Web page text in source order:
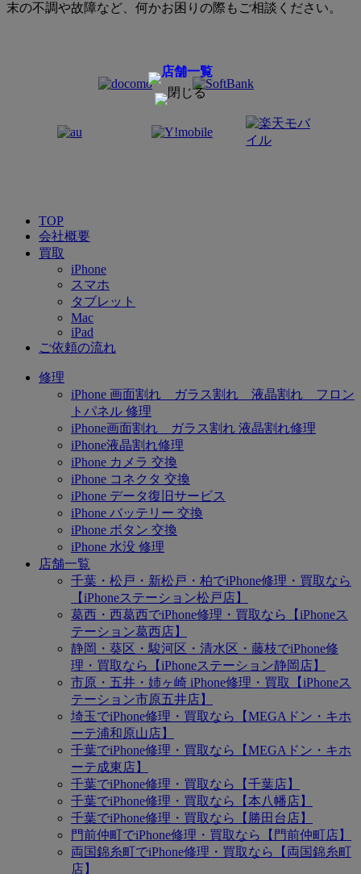
末の不調や故障など、何かお困りの際もご相談ください。
TOP
会社概要
買取
iPhone
スマホ
タブレット
Mac
iPad
ご依頼の流れ
修理
iPhone 画面割れ ガラス割れ 液晶割れ フロン
トパネル 修理
iPhone画面割れ ガラス割れ 液晶割れ修理
iPhone液晶割れ修理
iPhone カメラ 交換
iPhone コネクタ 交換
iPhone データ復旧サービス
iPhone バッテリー 交換
iPhone ボタン 交換
iPhone 水没 修理
店舗一覧
千葉・松戸・新松戸・柏でiPhone修理・買取なら
【iPhoneステーション松戸店】
葛西・西葛西でiPhone修理・買取なら【iPhoneス
テーション葛西店】
静岡・葵区・駿河区・清水区・藤枝でiPhone修
理・買取なら【iPhoneステーション静岡店】
市原・五井・姉ヶ崎 iPhone修理・買取【iPhoneス
テーション市原五井店】
埼玉でiPhone修理・買取なら【MEGAドン・キホ
ーテ浦和原山店】
千葉でiPhone修理・買取なら【MEGAドン・キホ
ーテ成東店】
千葉でiPhone修理・買取なら【千葉店】
千葉でiPhone修理・買取なら【本八幡店】
千葉でiPhone修理・買取なら【勝田台店】
門前仲町でiPhone修理・買取なら【門前仲町店】
両国錦糸町でiPhone修理・買取なら【両国錦糸町
店】